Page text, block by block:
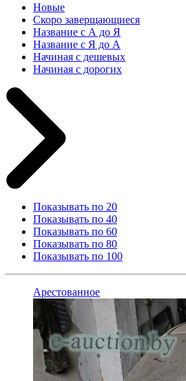
Новые
Скоро заверщающиеся
Название с А до Я
Название с Я до А
Начиная с дешевых
Начиная с дорогих
Показывать по 20
Показывать по 40
Показывать по 60
Показывать по 80
Показывать по 100
Арестованное